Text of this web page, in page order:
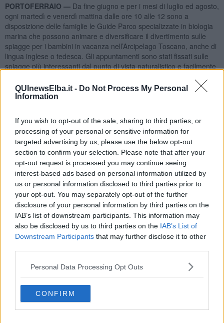
QUInewsElba.it - Do Not Process My Personal
Information
If you wish to opt-out of the sale, sharing to third parties, or
processing of your personal or sensitive information for
targeted advertising by us, please use the below opt-out
section to confirm your selection. Please note that after your
opt-out request is processed you may continue seeing
interest-based ads based on personal information utilized by
us or personal information disclosed to third parties prior to
your opt-out. You may separately opt-out of the further
disclosure of your personal information by third parties on the
IAB’s list of downstream participants. This information may
also be disclosed by us to third parties on the IAB’s List of
Downstream Participants that may further disclose it to other
Personal Data Processing Opt Outs
CONFIRM
PORTOFERRAIO — Da fine giugno e per i mesi di luglio ed agosto,
ogni martedì e venerdì mattina dalle ore 10 alle 12 sono a
disposizione delle famiglie le Guide Parco specializzate in biologia
marina che possono animare e diversificare il divertimento sulle
spiagge per i bambini in vacanza nell’Arcipelago Toscano, anche di
lingua inglese o tedesca. Gli appuntamenti sono stati fissati sulle
spiagge più interessanti dal punto di vista naturalistico e facilmente
Giglio.
Il calendario degli incontri all’Elba interessa Campo all’Aia,
delle Grazie e Seccheto.Ad ogni partecipante verrà consegnata
una coppia di schede impermeabili con i disegni dei pesci che si
possono facilmente osservare vicino alla riva, si faranno notare le
tracce di presenza dei minuscoli animali che vivono nel
bagnasciuga e tra le pietre. A tutti i giovani naturalisti verrà offerta
una merenda leggera con acqua ed un cappellino per proteggersi
dal sole.
Non si propone lo snorkeling, mauna passeggiata esplorativa in
alcuni tratti di costaper conoscere ed apprezzare la riva del
anche attraverso semplici laboratori di biologia marina e percorsi a
terra per riconoscere la flora pioniera che si sviluppa tra le sabbie
naturali e gli scogli.
Calendario Isola d’ Elba, spiagge:
giugno, 26 luglio, 30 agosto, Naregno (Capoliveri) 1 luglio, 29